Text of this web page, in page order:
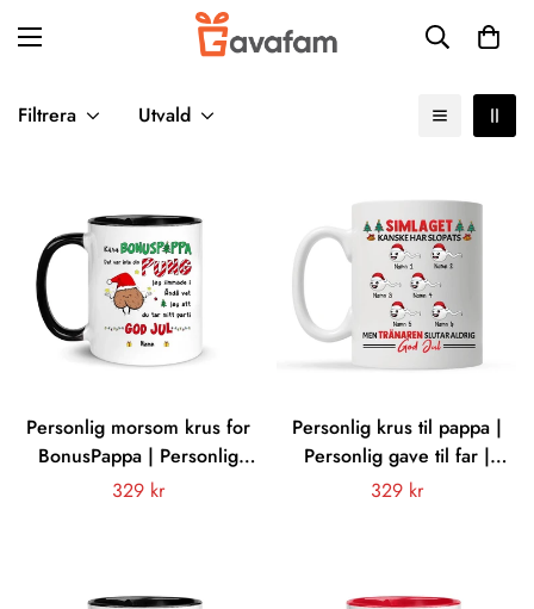
Filtrera Utvald
Personlig morsom krus for
BonusPappa | Personlig
gave til far pappa | Kjære
Vanligt
329 kr
Personlig krus til pappa |
Personlig gave til far |
Morsomt krus med tekst
Vanligt
329 kr